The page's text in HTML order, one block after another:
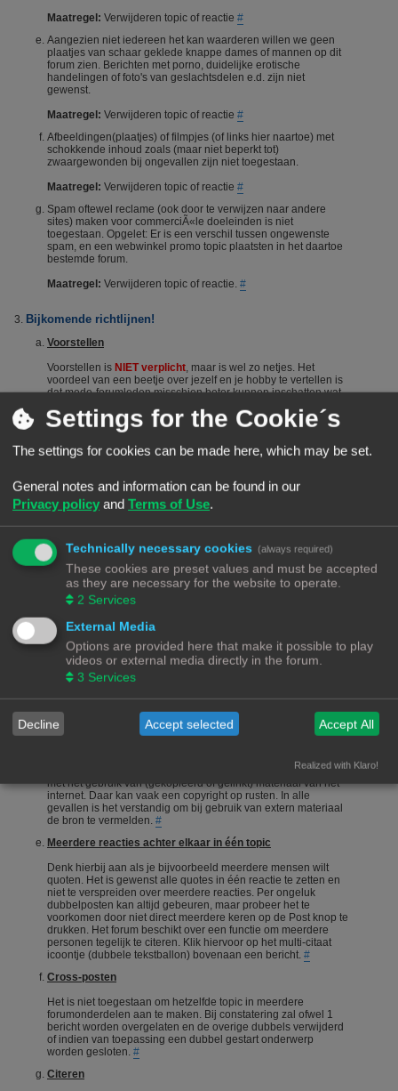
Maatregel: Verwijderen topic of reactie #
Aangezien niet iedereen het kan waarderen willen we geen
plaatjes van schaar geklede knappe dames of mannen op dit
forum zien. Berichten met porno, duidelijke erotische
handelingen of foto's van geslachtsdelen e.d. zijn niet
gewenst.
Maatregel: Verwijderen topic of reactie #
Afbeeldingen(plaatjes) of filmpjes (of links hier naartoe) met
schokkende inhoud zoals (maar niet beperkt tot)
zwaargewonden bij ongevallen zijn niet toegestaan.
Maatregel: Verwijderen topic of reactie #
Spam oftewel reclame (ook door te verwijzen naar andere
sites) maken voor commerciÃ«le doeleinden is niet
toegestaan. Opgelet: Er is een verschil tussen ongewenste
spam, en een webwinkel promo topic plaatsten in het daartoe
bestemde forum.
Maatregel: Verwijderen topic of reactie. #
Bijkomende richtlijnen!
Voorstellen
Voorstellen is NIET verplicht , maar is wel zo netjes. Het
voordeel van een beetje over jezelf en je hobby te vertellen is
dat mede-forumleden misschien beter kunnen inschatten wat
Het voorstellen wordt dus vanuit het Forumteam wel
gestimuleerd maar niet verplicht. Echter, het is niet toegestaan
zich voor te stellen. Berichten die suggereren dat iemand zich
overtreden van deze regel kan een (tijdelijke) ban het gevolg
zijn.#
De zoekfunctie
Voordat je een vraag stelt: Het wordt aangeraden om het forum
te raadplegen via de zoekfunctie. Veel vragen zijn al vaker
gesteld op dit forum. De kans is groot dat je via de zoekfunctie
een antwoord vindt. Het laat ook zien dat je zelf ook actie
onderneemt en niet alleen maar een vraag stelt en gaat zitten
afwachten wie je het correcte antwoord geeft.
Een vraag stellen
Vragen stellen is 1 van de meeste gebruikte acties op een
forum. Echter is het bij een hobby als 3Dprinten ook van
belang dat de vragensteller naast het duidelijk formuleren van
zijn/haar vraag, ook aangeeft wat hij/zij zelf al heeft gedaan,
heeft opgezocht of heeft geconstateerd. Het wordt erg
gewaardeerd als je zelf meedenkt.#
Foto's en plaatjes
materiaal zal nooit een probleem zijn. Wees echter voorzichtig
met het gebruik van (gekopieerd of gelinkt) materiaal van het
internet. Daar kan vaak een copyright op rusten. In alle
gevallen is het verstandig om bij gebruik van extern materiaal
de bron te vermelden. #
Meerdere reacties achter elkaar in één topic
Denk hierbij aan als je bijvoorbeeld meerdere mensen wilt
quoten. Het is gewenst alle quotes in één reactie te zetten en
niet te verspreiden over meerdere reacties. Per ongeluk
dubbelposten kan altijd gebeuren, maar probeer het te
voorkomen door niet direct meerdere keren op de Post knop te
drukken. Het forum beschikt over een functie om meerdere
personen tegelijk te citeren. Klik hiervoor op het multi-citaat
icoontje (dubbele tekstballon) bovenaan een bericht. #
Cross-posten
Het is niet toegestaan om hetzelfde topic in meerdere
forumonderdelen aan te maken. Bij constatering zal ofwel 1
bericht worden overgelaten en de overige dubbels verwijderd
of indien van toepassing een dubbel gestart onderwerp
worden gesloten. #
Citeren
Settings for the Cookie´s
The settings for cookies can be made here, which may be set.
General notes and information can be found in our
Privacy policy and Terms of Use.
Technically necessary cookies (always required)
These cookies are preset values and must be accepted
as they are necessary for the website to operate.
2 Services
External Media
Options are provided here that make it possible to play
videos or external media directly in the forum.
3 Services
Decline Accept selected Accept All
Realized with Klaro!